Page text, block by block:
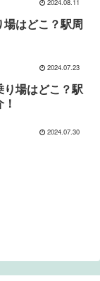
2024.08.11
はどこ？駅周
2024.07.23
場はどこ？駅
2024.07.30